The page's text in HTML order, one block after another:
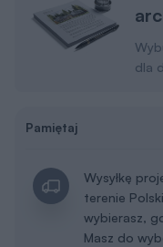
dla
Pamiętaj
Wysyłkę
terenie
wybierasz,
Masz do